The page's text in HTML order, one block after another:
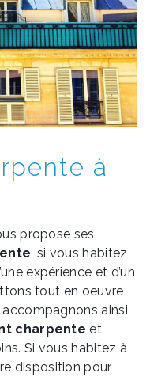
à
propose ses
, si vous habitez
expérience et d’un
tout en oeuvre
ainsi
charpente et
Si vous habitez à
disposition pour